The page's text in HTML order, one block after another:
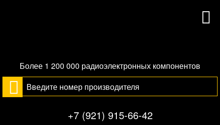
Более 1 200 000 радиоэлектронных компонентов
+7 (921) 915-66-42